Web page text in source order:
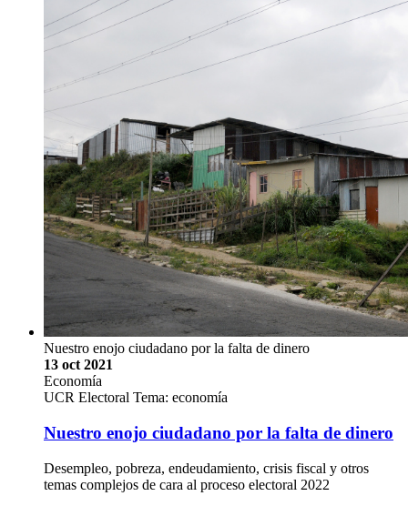
Nuestro enojo ciudadano por la falta de dinero
13 oct 2021
Economía
UCR Electoral Tema: economía
Nuestro enojo ciudadano por la falta de dinero
Desempleo, pobreza, endeudamiento, crisis fiscal y otros
temas complejos de cara al proceso electoral 2022